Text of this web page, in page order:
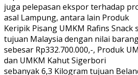
juga pelepasan ekspor terhadap
asal Lampung, antara lain Produk
Keripik Pisang UMKM Rafins Snack
tujuan Malaysia dengan nilai
sebesar Rp332.700.000,-, Produk
dan UMKM Kahut Sigerbori
sebanyak 6,3 Kilogram tujuan